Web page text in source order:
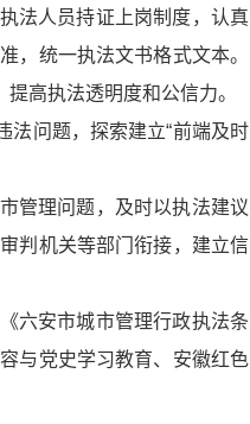
法人员持证上岗制度，认真
，统一执法文书格式文本。
高执法透明度和公信力。
法问题，探索建立“前端及时
管理问题，及时以执法建议
判机关等部门衔接，建立信
《六安市城市管理行政执法条
与党史学习教育、安徽红色